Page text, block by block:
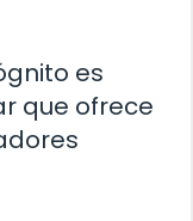
es
que ofrece